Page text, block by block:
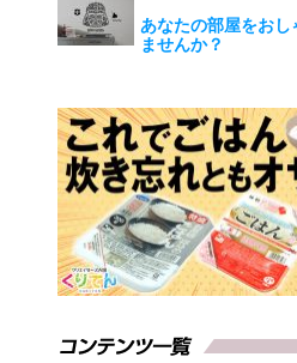
あなたの部屋をお
ませんか？